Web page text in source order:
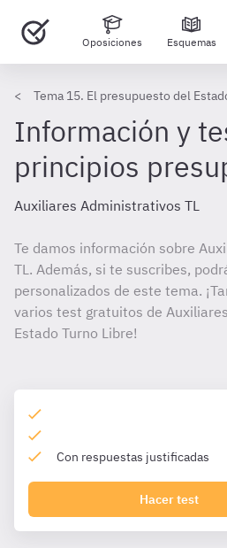
Oposiciones Esquemas
Tema 15. El presupuesto del
Información y
principios
Auxiliares Administrativos TL
Te damos información sobre
TL. Además, si te suscribes,
personalizados de este tema.
varios test gratuitos de
Estado Turno Libre!
Con respuestas justificadas
Hacer test